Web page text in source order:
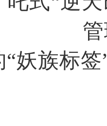
“妖族标